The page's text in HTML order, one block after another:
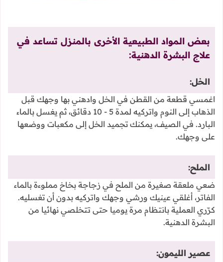
بعض المواد الطبيعية الأخرى بالمنزل تساعد في
علاج البشرة الدهنية:
الخل:
اغمسي قطعة من القطن في الخل وادهني بها وجهك قبل
الذهاب إلى النوم واتركيه لمدة 5 - 10 دقائق، ثم يغسل بالماء
البارد. في الصيف، يمكنك تجميد الخل إلى مكعبات ووضعها
على وجهك.
الملح:
ضعي ملعقة صغيرة من الملح في زجاجة بخاخ مملوءة بالماء
الفاتر، أغلقي عينيك ورشي وجهك واتركيه بدون أن تغسليه.
كرّري العملية بانتظام مرة يوميا حتى تتخلصي نهائيا من
البشرة الدهنية.
عصير الليمون: